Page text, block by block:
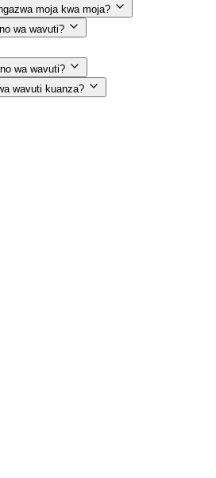
moja kwa moja?
wa wavuti?
wa wavuti?
wavuti kuanza?